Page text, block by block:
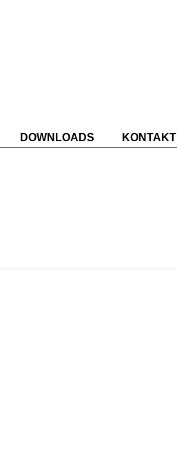
DOWNLOADS KONTAKT